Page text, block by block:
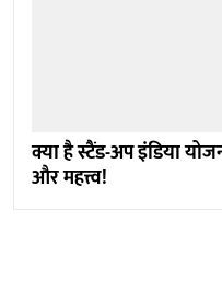
क्या है स्टैंड-अप इंडिया
और महत्त्व!